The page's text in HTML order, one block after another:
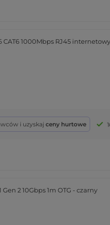
1000Mbps RJ45 internetowy
i uzyskaj ceny hurtowe
Gen 2 10Gbps 1m OTG - czarny